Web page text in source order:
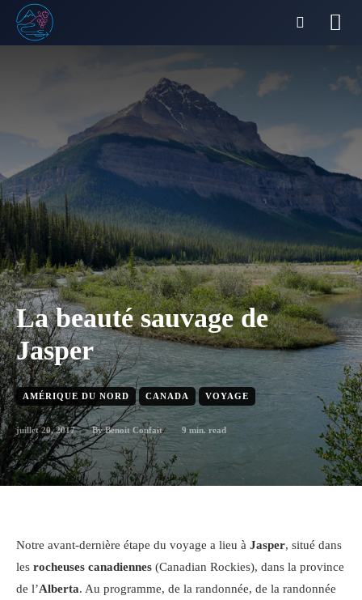
La beauté sauvage de
Jasper
AMÉRIQUE DU NORD CANADA VOYAGE
juillet 20, 2017 By Benoit Confait 9 min. read
Notre avant-dernière étape du voyage a lieu à Jasper, situé dans
les rocheuses canadiennes (Canadian Rockies), dans la province
de l’Alberta. Au programme, de la randonnée, de la randonnée